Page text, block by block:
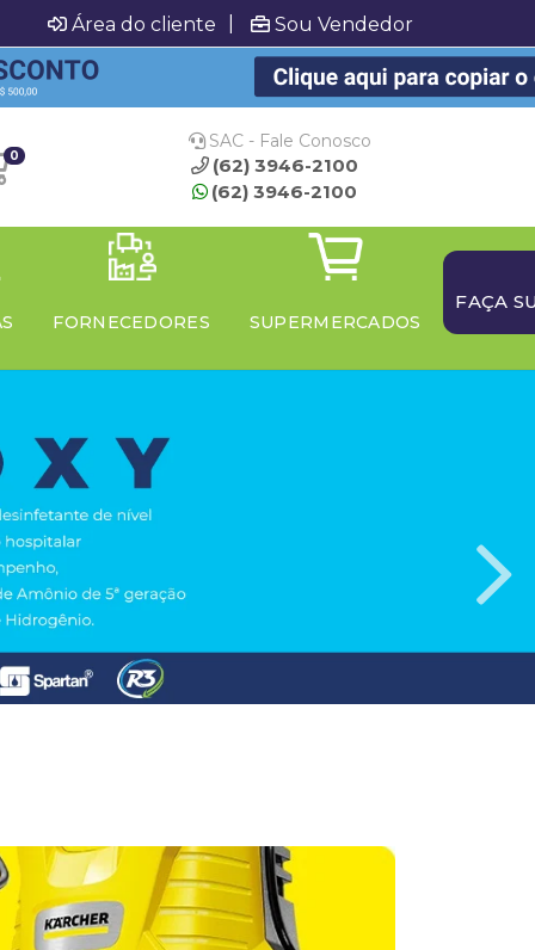
Área do cliente Sou Vendedor
0
SAC - Fale Conosco
(62) 3946-2100
(62) 3946-2100
FORNECEDORES SUPERMERCADOS
FAÇA